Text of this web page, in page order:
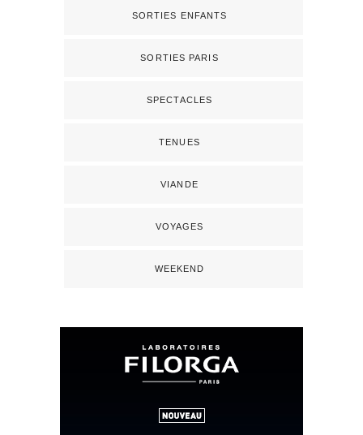
SORTIES ENFANTS
SORTIES PARIS
SPECTACLES
TENUES
VIANDE
VOYAGES
WEEKEND